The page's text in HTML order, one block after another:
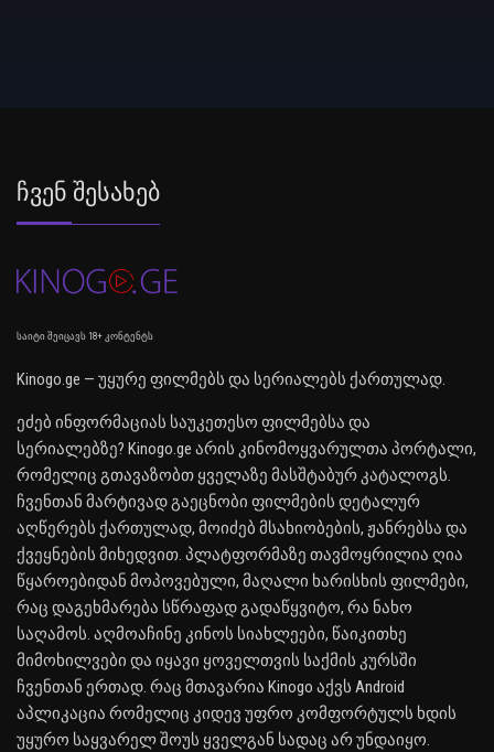
Ჩვენ Შესახებ
საიტი შეიცავს 18+ კონტენტს
Kinogo.ge — უყურე ფილმებს და სერიალებს ქართულად.
ეძებ ინფორმაციას საუკეთესო ფილმებსა და
სერიალებზე? Kinogo.ge არის კინომოყვარულთა პორტალი,
რომელიც გთავაზობთ ყველაზე მასშტაბურ კატალოგს.
ჩვენთან მარტივად გაეცნობი ფილმების დეტალურ
აღწერებს ქართულად, მოიძებ მსახიობების, ჟანრებსა და
ქვეყნების მიხედვით. პლატფორმაზე თავმოყრილია ღია
წყაროებიდან მოპოვებული, მაღალი ხარისხის ფილმები,
რაც დაგეხმარება სწრაფად გადაწყვიტო, რა ნახო
საღამოს. აღმოაჩინე კინოს სიახლეები, წაიკითხე
მიმოხილვები და იყავი ყოველთვის საქმის კურსში
ჩვენთან ერთად. რაც მთავარია Kinogo აქვს Android
აპლიკაცია რომელიც კიდევ უფრო კომფორტულს ხდის
უყურო საყვარელ შოუს ყველგან სადაც არ უნდაიყო.